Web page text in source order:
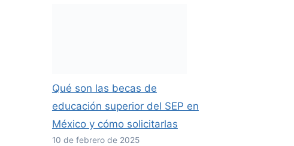
Qué son las becas de
educación superior del SEP en
México y cómo solicitarlas
10 de febrero de 2025